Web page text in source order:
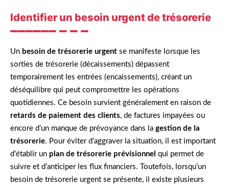
Identifier un besoin urgent de trésorerie
Un besoin de trésorerie urgent se manifeste lorsque les
sorties de trésorerie (décaissements) dépassent
temporairement les entrées (encaissements), créant un
déséquilibre qui peut compromettre les opérations
quotidiennes. Ce besoin survient généralement en raison de
retards de paiement des clients, de factures impayées ou
encore d’un manque de prévoyance dans la gestion de la
trésorerie. Pour éviter d’aggraver la situation, il est important
d’établir un plan de trésorerie prévisionnel qui permet de
suivre et d’anticiper les flux financiers. Toutefois, lorsqu’un
besoin de trésorerie urgent se présente, il existe plusieurs